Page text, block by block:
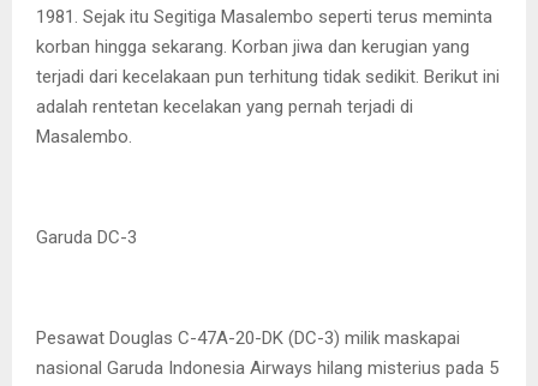
1981. Sejak itu Segitiga Masalembo seperti terus meminta
korban hingga sekarang. Korban jiwa dan kerugian yang
terjadi dari kecelakaan pun terhitung tidak sedikit. Berikut ini
adalah rentetan kecelakan yang pernah terjadi di
Masalembo.
Garuda DC-3
Pesawat Douglas C-47A-20-DK (DC-3) milik maskapai
nasional Garuda Indonesia Airways hilang misterius pada 5